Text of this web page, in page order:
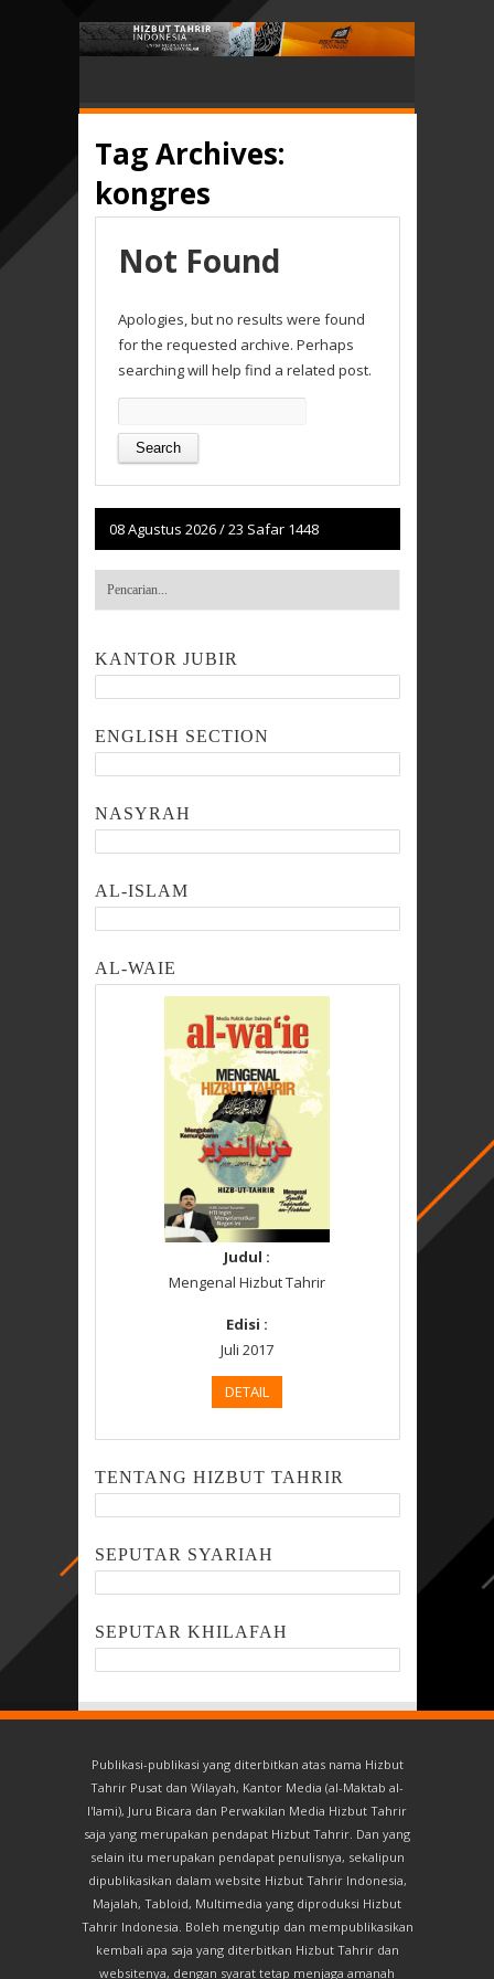
Tag Archives:
kongres
Not Found
Apologies, but no results were found
for the requested archive. Perhaps
searching will help find a related post.
for:
08 Agustus 2026/23 Safar 1448
KANTOR JUBIR
ENGLISH SECTION
NASYRAH
AL-ISLAM
AL-WAIE
Judul :
Mengenal Hizbut Tahrir
Edisi :
Juli 2017
DETAIL
TENTANG HIZBUT TAHRIR
SEPUTAR SYARIAH
SEPUTAR KHILAFAH
Publikasi-publikasi yang diterbitkan atas nama Hizbut
Tahrir Pusat dan Wilayah, Kantor Media (al-Maktab al-
I'lami), Juru Bicara dan Perwakilan Media Hizbut Tahrir
saja yang merupakan pendapat Hizbut Tahrir. Dan yang
selain itu merupakan pendapat penulisnya, sekalipun
dipublikasikan dalam website Hizbut Tahrir Indonesia,
Majalah, Tabloid, Multimedia yang diproduksi Hizbut
Tahrir Indonesia. Boleh mengutip dan mempublikasikan
kembali apa saja yang diterbitkan Hizbut Tahrir dan
websitenya, dengan syarat tetap menjaga amanah